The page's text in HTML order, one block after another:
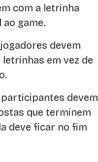
com a letrinha
game.
devem
em vez de
participantes devem
que terminem
deve ficar no fim